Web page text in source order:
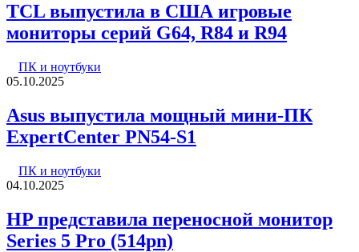
TCL выпустила в США игровые
мониторы серий G64, R84 и R94
ПК и ноутбуки
05.10.2025
Asus выпустила мощный мини-ПК
ExpertCenter PN54-S1
ПК и ноутбуки
04.10.2025
HP представила переносной монитор
Series 5 Pro (514pn)